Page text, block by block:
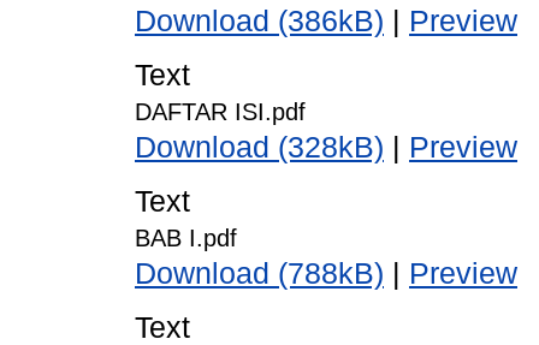
Download (386kB) | Preview
Text
DAFTAR ISI.pdf
Download (328kB) | Preview
Text
BAB I.pdf
Download (788kB) | Preview
Text